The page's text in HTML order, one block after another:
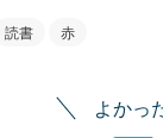
読書 赤
よかっ